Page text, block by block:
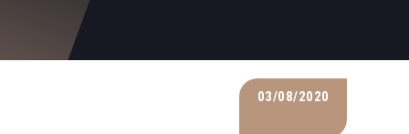
03/08/2020